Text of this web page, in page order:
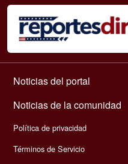
Navegación
Noticias del portal
Noticias de la comunidad
Política de privacidad
Términos de Servicio